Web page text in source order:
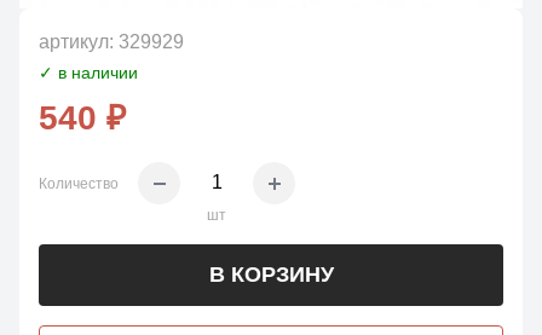
артикул: 329929
✓ в наличии
540 ₽
Количество
шт
В КОРЗИНУ